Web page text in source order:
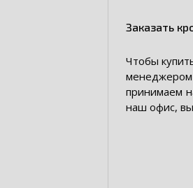
Заказать
Чтобы
менеджером
принимаем
наш офис, вы